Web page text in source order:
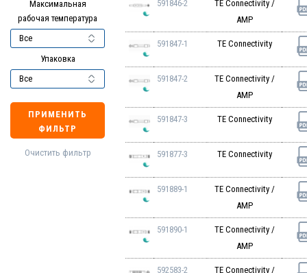
Максимальная
рабочая температура
Упаковка
ПРИМЕНИТЬ
ФИЛЬТР
Очистить фильтр
591846-2
TE Connectivity /
AMP
591847-1 TE Connectivity
591847-2
TE Connectivity /
AMP
591847-3 TE Connectivity
591877-3 TE Connectivity
591889-1
TE Connectivity /
AMP
591890-1
TE Connectivity /
AMP
592583-2
TE Connectivity /